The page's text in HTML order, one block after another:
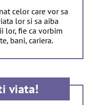
celor care vor sa
lor si sa aiba
lor, fie ca vorbim
bani, cariera.
viata!